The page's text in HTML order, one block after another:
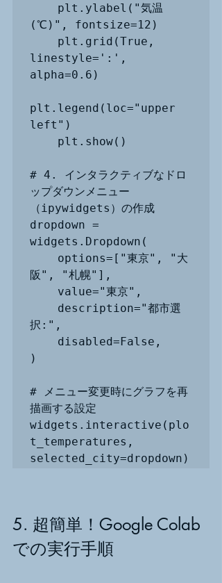
(℃)", fontsize=12)
linestyle=':',
alpha=0.6)
plt.legend(loc="upper
left")
# 4. インタラクティブなドロ
ップダウンメニュー
（ipywidgets）の作成
dropdown =
widgets.Dropdown(
阪", "札幌"],
択:",
)
# メニュー変更時にグラフを再
描画する設定
widgets.interactive(plo
t_temperatures,
selected_city=dropdown)
5. 超簡単！Google Colab
での実行手順